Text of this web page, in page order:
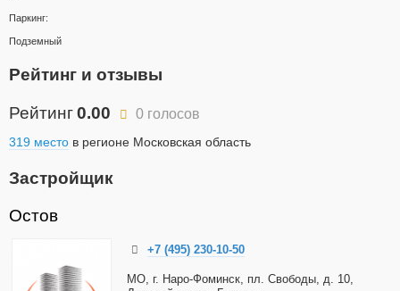
Паркинг:
Подземный
Рейтинг и отзывы
Рейтинг0.00 0 голосов
319 место в регионе Московская область
Застройщик
Остов
+7 (495) 230-10-50
МО, г. Наро-Фоминск, пл. Свободы, д. 10,